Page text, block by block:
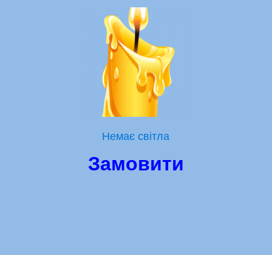
Немає світла
Замовити